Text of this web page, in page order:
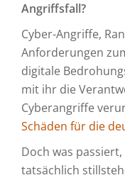
Angriffsfall?
Cyber-Angriffe,
Anforderungen
digitale
mit ihr die
Cyberangriffe
Schäden für die
Doch was
tatsächlich